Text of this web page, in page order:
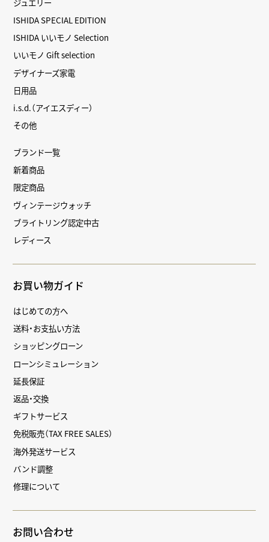
ISHIDA SPECIAL EDITION
ISHIDA いいモノ Selection
いいモノ Gift selection
デザイナーズ家電
日用品
i.s.d.（アイエスディー）
その他
ブランド一覧
新着商品
限定商品
ヴィンテージウォッチ
ブライトリング認定中古
レディース
お買い物ガイド
はじめての方へ
送料・お支払い方法
ショッピングローン
ローンシミュレーション
延長保証
返品・交換
ギフトサービス
免税販売（TAX FREE SALES）
海外発送サービス
バンド調整
修理について
お問い合わせ